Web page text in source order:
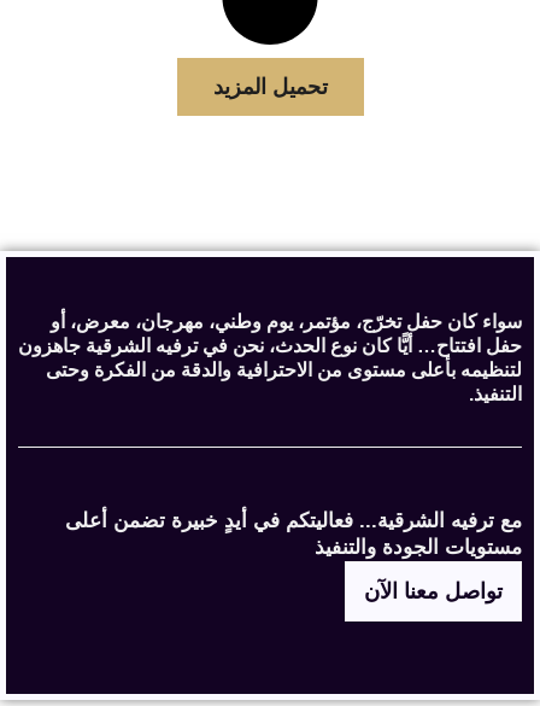
تحميل المزيد
سواء كان حفل تخرّج، مؤتمر، يوم وطني، مهرجان، معرض، أو
حفل افتتاح… أيًّا كان نوع الحدث، نحن في ترفيه الشرقية جاهزون
لتنظيمه بأعلى مستوى من الاحترافية والدقة من الفكرة وحتى
التنفيذ.
مع ترفيه الشرقية... فعاليتكم في أيدٍ خبيرة تضمن أعلى
مستويات الجودة والتنفيذ
تواصل معنا الآن